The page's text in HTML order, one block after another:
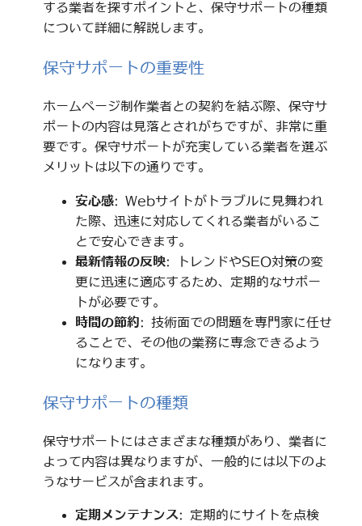
する業者を探すポイントと、保守サポートの種類
について詳細に解説します。
保守サポートの重要性
ホームページ制作業者との契約を結ぶ際、保守サ
ポートの内容は見落とされがちですが、非常に重
要です。保守サポートが充実している業者を選ぶ
メリットは以下の通りです。
安心感: Webサイトがトラブルに見舞われ
た際、迅速に対応してくれる業者がいるこ
とで安心できます。
最新情報の反映: トレンドやSEO対策の変
更に迅速に適応するため、定期的なサポー
トが必要です。
時間の節約: 技術面での問題を専門家に任せ
ることで、その他の業務に専念できるよう
になります。
保守サポートの種類
保守サポートにはさまざまな種類があり、業者に
よって内容は異なりますが、一般的には以下のよ
うなサービスが含まれます。
定期メンテナンス: 定期的にサイトを点検